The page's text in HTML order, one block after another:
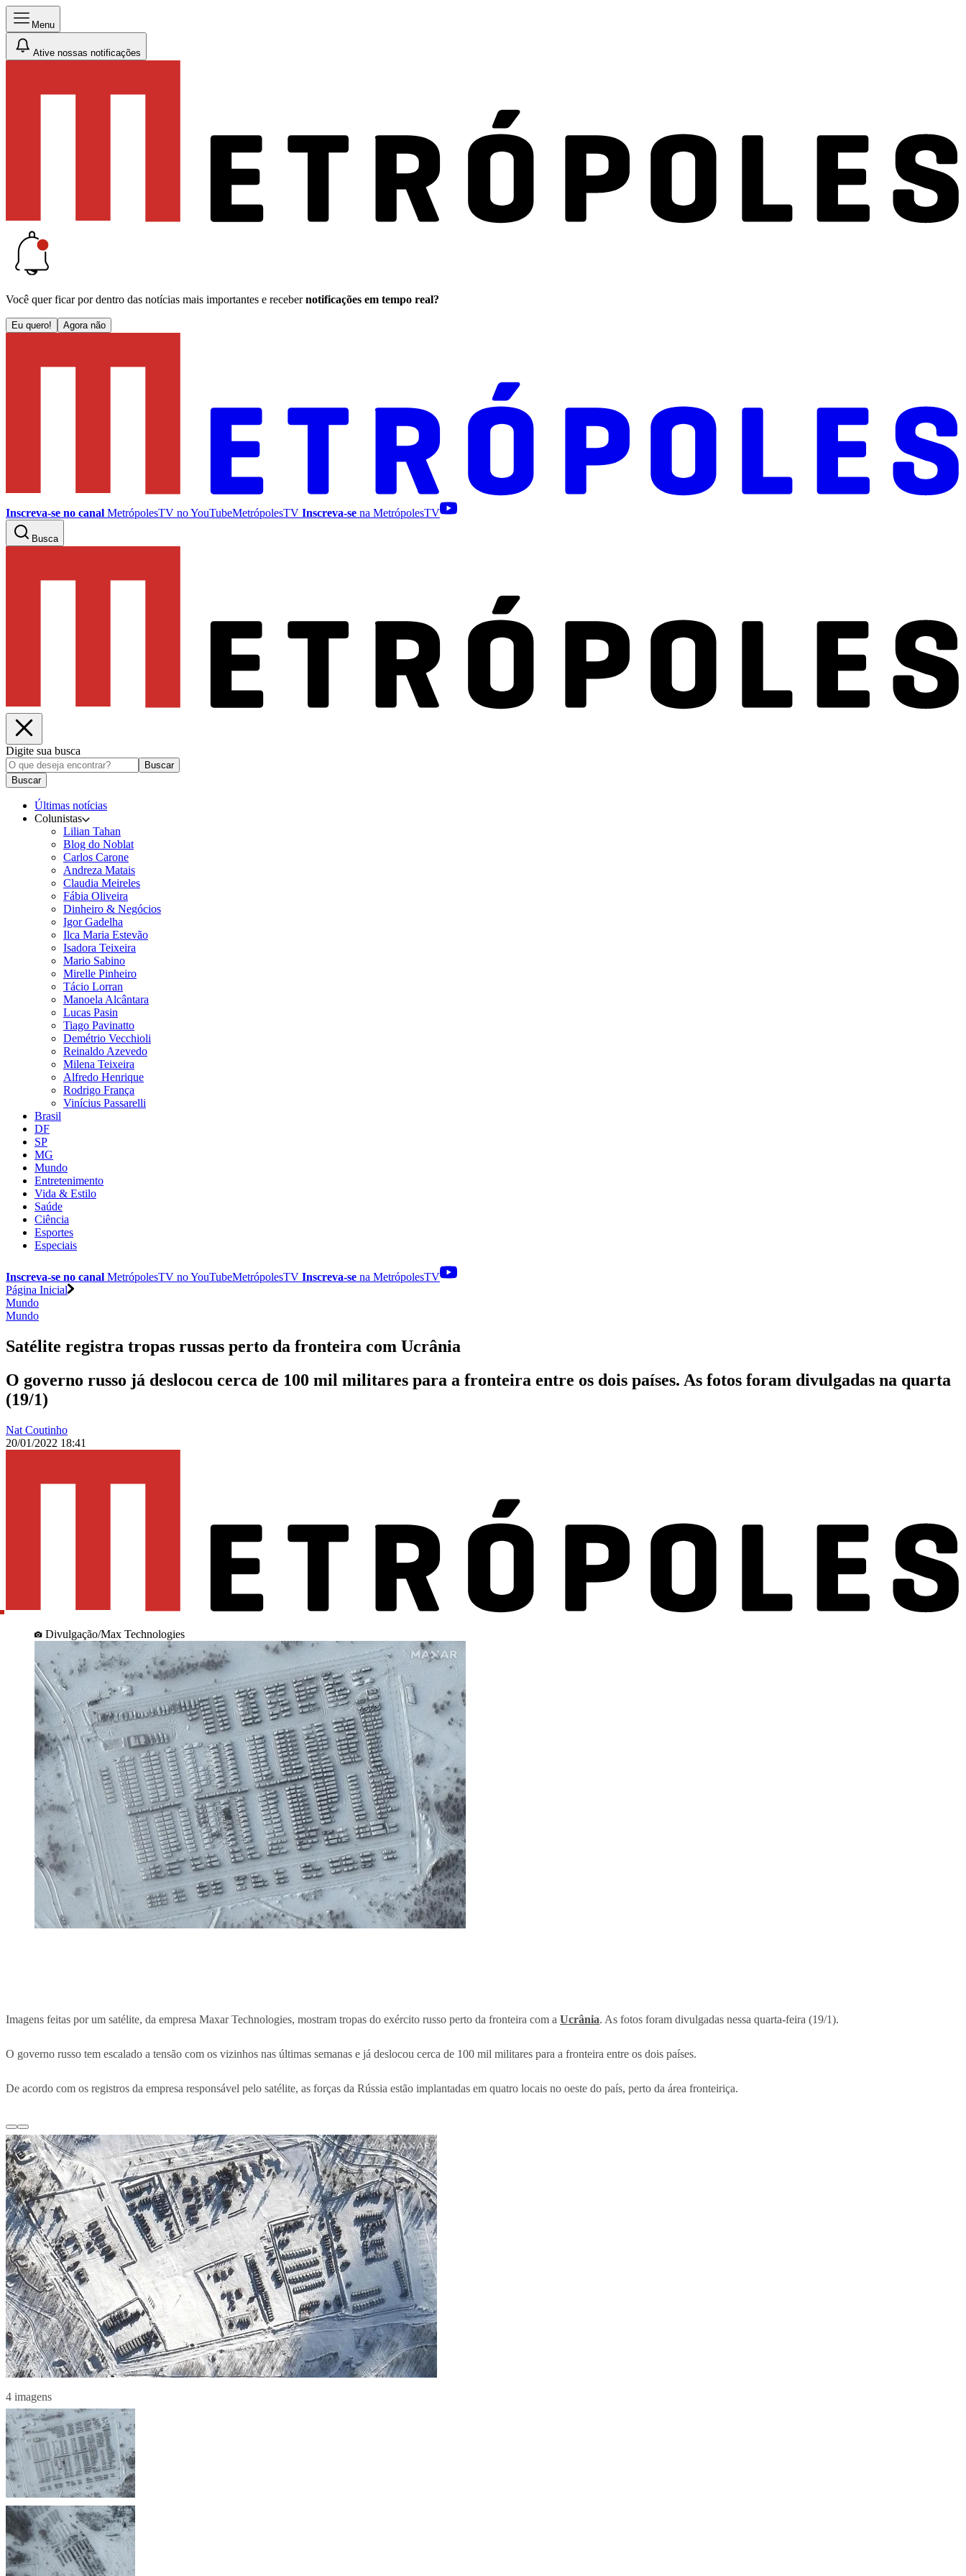
Menu
Ative nossas notificações
Você quer ficar por dentro das notícias mais importantes e receber notificações em tempo real?
Eu quero! Agora não
Inscreva-se no canal MetrópolesTV noYouTubeMetrópolesTV Inscreva-se na MetrópolesTV
Busca
Digite sua busca
Buscar
Buscar
Últimas notícias
Colunistas
Lilian Tahan
Blog do Noblat
Carlos Carone
Andreza Matais
Claudia Meireles
Fábia Oliveira
Dinheiro & Negócios
Igor Gadelha
Ilca Maria Estevão
Isadora Teixeira
Mario Sabino
Mirelle Pinheiro
Tácio Lorran
Manoela Alcântara
Lucas Pasin
Tiago Pavinatto
Demétrio Vecchioli
Reinaldo Azevedo
Milena Teixeira
Alfredo Henrique
Rodrigo França
Vinícius Passarelli
Brasil
DF
SP
MG
Mundo
Entretenimento
Vida & Estilo
Saúde
Ciência
Esportes
Especiais
Inscreva-se no canal MetrópolesTV noYouTubeMetrópolesTV Inscreva-se na MetrópolesTV
Página Inicial
Mundo
Mundo
Satélite registra tropas russas perto da fronteira com Ucrânia
O governo russo já deslocou cerca de 100 mil militares para a fronteira entre os dois países. As fotos foram divulgadas na quarta
(19/1)
Nat Coutinho
20/01/2022 18:41
Divulgação/Max Technologies
Imagens feitas por um satélite, da empresa Maxar Technologies, mostram tropas do exército russo perto da fronteira com a Ucrânia. As fotos foram divulgadas nessa quarta-feira (19/1).
O governo russo tem escalado a tensão com os vizinhos nas últimas semanas e já deslocou cerca de 100 mil militares para a fronteira entre os dois países.
De acordo com os registros da empresa responsável pelo satélite, as forças da Rússia estão implantadas em quatro locais no oeste do país, perto da área fronteiriça.
4 imagens